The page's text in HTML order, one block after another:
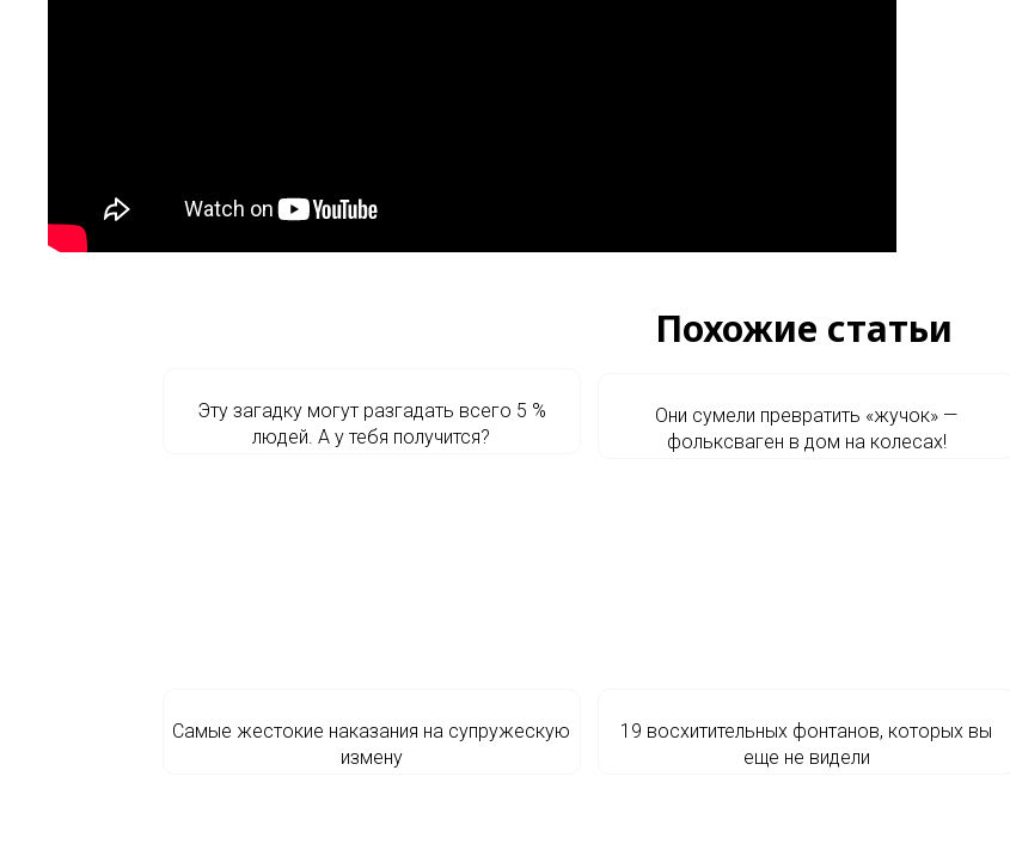
Похожие статьи
Эту загадку могут разгадать всего 5 %
людей. А у тебя получится?
Они сумели превратить «жучок» —
фольксваген в дом на колесах!
Самые жестокие наказания на супружескую
измену
19 восхитительных фонтанов, которых вы
еще не видели